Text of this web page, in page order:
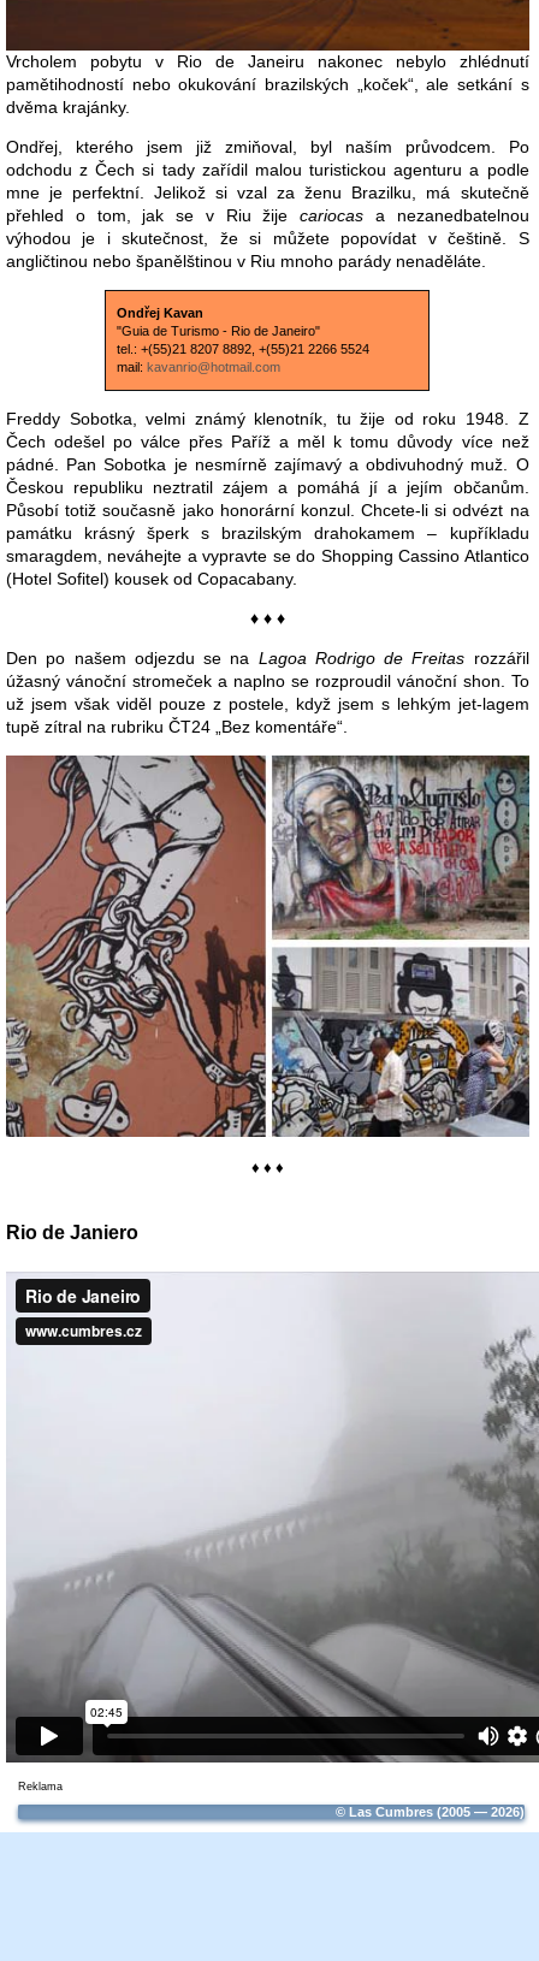
Vrcholem pobytu v Rio de Janeiru nakonec nebylo zhlédnutí
pamětihodností nebo okukování brazilských „koček“, ale setkání s
dvěma krajánky.
Ondřej, kterého jsem již zmiňoval, byl naším průvodcem. Po
odchodu z Čech si tady zařídil malou turistickou agenturu a podle
mne je perfektní. Jelikož si vzal za ženu Brazilku, má skutečně
přehled o tom, jak se v Riu žijecariocas a nezanedbatelnou
výhodou je i skutečnost, že si můžete popovídat v češtině. S
angličtinou nebo španělštinou v Riu mnoho parády nenaděláte.
Ondřej Kavan
"Guia de Turismo - Rio de Janeiro"
tel.: +(55)21 8207 8892, +(55)21 2266 5524
mail:kavanrio@hotmail.com
Freddy Sobotka, velmi známý klenotník, tu žije od roku 1948. Z
Čech odešel po válce přes Paříž a měl k tomu důvody více než
pádné. Pan Sobotka je nesmírně zajímavý a obdivuhodný muž. O
Českou republiku neztratil zájem a pomáhá jí a jejím občanům.
Působí totiž současně jako honorární konzul. Chcete-li si odvézt na
památku krásný šperk s brazilským drahokamem – kupříkladu
smaragdem, neváhejte a vypravte se do Shopping Cassino Atlantico
(Hotel Sofitel) kousek od Copacabany.
♦ ♦ ♦
Den po našem odjezdu se na Lagoa Rodrigo de Freitas rozzářil
úžasný vánoční stromeček a naplno se rozproudil vánoční shon. To
už jsem však viděl pouze z postele, když jsem s lehkým jet-lagem
tupě zítral na rubriku ČT24 „Bez komentáře“.
♦ ♦ ♦
Rio de Janiero
Reklama
© Las Cumbres (2005 — 2026)